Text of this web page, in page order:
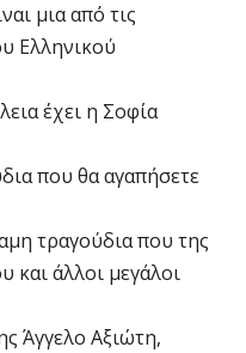
μια από τις
Ελληνικού
έχει η Σοφία
που θα αγαπήσετε
τραγούδια που της
και άλλοι μεγάλοι
Άγγελο Αξιώτη,